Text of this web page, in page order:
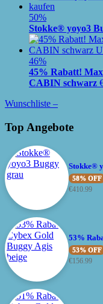
50%
Stokke® yoyo3
46%
45% Rabatt!
CABIN schwarz
Wunschliste –
Top Angebote
Stokke®
58% OFF
€410.99
53%
53% OFF
€156.99